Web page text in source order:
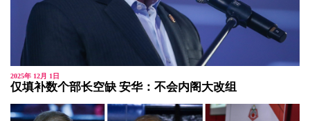
2025年 12月 1日
仅填补数个部长空缺 安华：不会内阁大改组